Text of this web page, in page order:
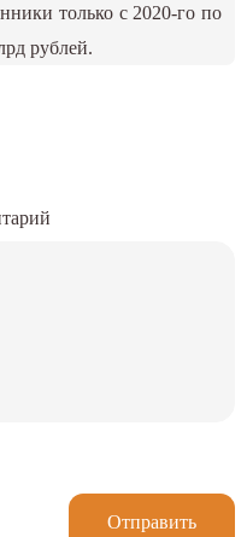
только с 2020-го по
рублей.
Отправить